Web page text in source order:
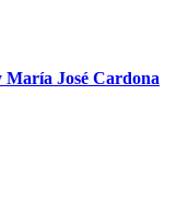
José Cardona